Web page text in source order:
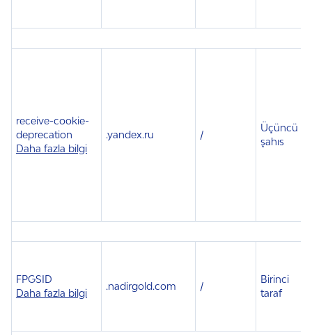
receive-cookie-
deprecation
Daha fazla bilgi
.yandex.ru /
Üçüncü
şahıs
FPGSID
Daha fazla bilgi
.nadirgold.com /
Birinci
taraf